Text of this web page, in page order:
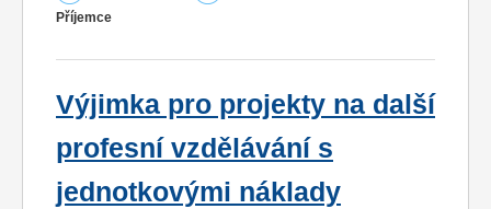
Příjemce
Výjimka pro projekty na další
profesní vzdělávání s
jednotkovými náklady